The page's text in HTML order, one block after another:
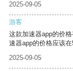
2025-09-05
游客
这款加速器app的价
速器app的价格应该在
2025-09-05